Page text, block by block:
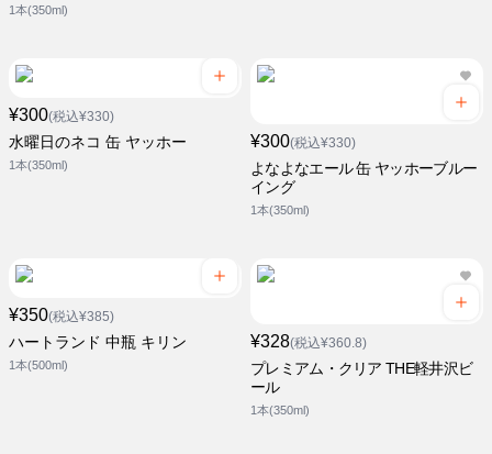
1本(350ml)
¥300(税込¥330)
水曜日のネコ 缶 ヤッホー
1本(350ml)
¥300(税込¥330)
よなよなエール 缶 ヤッホーブルー
イング
1本(350ml)
¥350(税込¥385)
ハートランド 中瓶 キリン
1本(500ml)
¥328(税込¥360.8)
プレミアム・クリア THE軽井沢ビ
ール
1本(350ml)